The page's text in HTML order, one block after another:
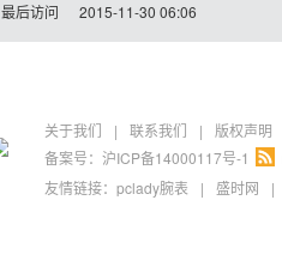
最后访问
2015-11-30 06:06
关于我们 | 联系我们 | 版权声明
备案号：沪ICP备14000117号-1
友情链接： pclady腕表 | 盛时网 |